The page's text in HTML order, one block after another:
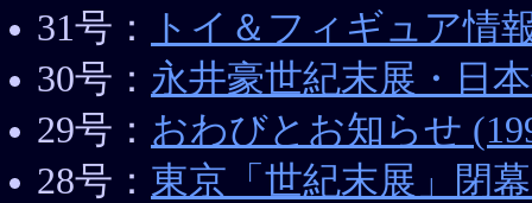
31号：
トイ＆フィギュア情
30号： 永井豪世紀末展・日
29号： おわびとお知らせ
28号： 東京「世紀末展」閉